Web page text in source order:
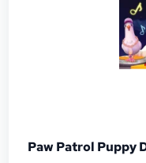
Paw Patrol Puppy